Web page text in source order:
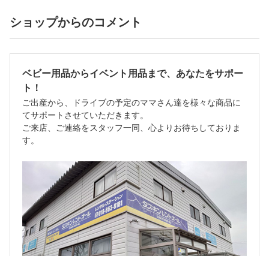
ショップからのコメント
ベビー用品からイベント用品まで、あなたをサポー
ト！
ご出産から、ドライブの予定のママさん達を様々な商品に
てサポートさせていただきます。
ご来店、ご連絡をスタッフ一同、心よりお待ちしておりま
す。